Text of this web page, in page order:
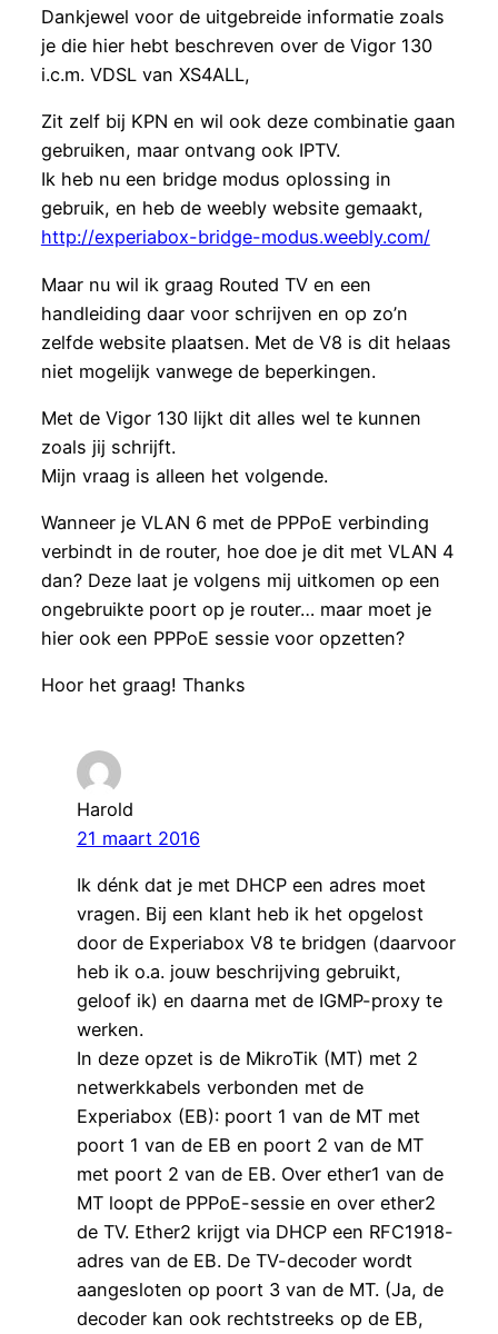
Dankjewel voor de uitgebreide informatie zoals
je die hier hebt beschreven over de Vigor 130
i.c.m. VDSL van XS4ALL,
Zit zelf bij KPN en wil ook deze combinatie gaan
gebruiken, maar ontvang ook IPTV.
Ik heb nu een bridge modus oplossing in
gebruik, en heb de weebly website gemaakt,
http://experiabox-bridge-modus.weebly.com/
Maar nu wil ik graag Routed TV en een
handleiding daar voor schrijven en op zo’n
zelfde website plaatsen. Met de V8 is dit helaas
niet mogelijk vanwege de beperkingen.
Met de Vigor 130 lijkt dit alles wel te kunnen
zoals jij schrijft.
Mijn vraag is alleen het volgende.
Wanneer je VLAN 6 met de PPPoE verbinding
verbindt in de router, hoe doe je dit met VLAN 4
dan? Deze laat je volgens mij uitkomen op een
ongebruikte poort op je router… maar moet je
hier ook een PPPoE sessie voor opzetten?
Hoor het graag! Thanks
Harold
21 maart 2016
Ik dénk dat je met DHCP een adres moet
vragen. Bij een klant heb ik het opgelost
door de Experiabox V8 te bridgen (daarvoor
heb ik o.a. jouw beschrijving gebruikt,
geloof ik) en daarna met de IGMP-proxy te
werken.
In deze opzet is de MikroTik (MT) met 2
netwerkkabels verbonden met de
Experiabox (EB): poort 1 van de MT met
poort 1 van de EB en poort 2 van de MT
met poort 2 van de EB. Over ether1 van de
MT loopt de PPPoE-sessie en over ether2
de TV. Ether2 krijgt via DHCP een RFC1918-
adres van de EB. De TV-decoder wordt
aangesloten op poort 3 van de MT. (Ja, de
decoder kan ook rechtstreeks op de EB,